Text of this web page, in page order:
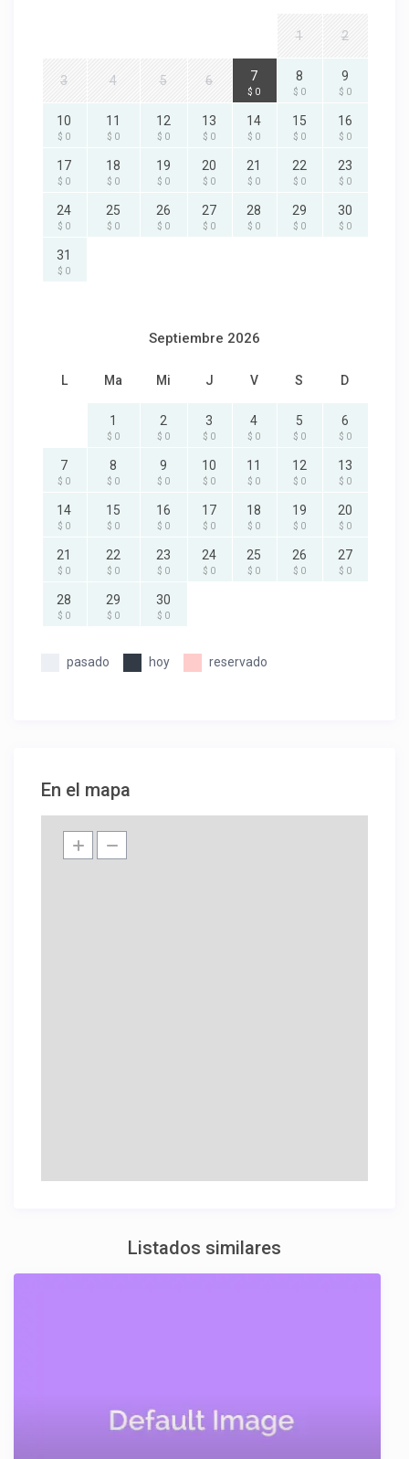
1 2
3 4 5 6 7
$ 0
8
$ 0
9
$ 0
10
$ 0
11
$ 0
12
$ 0
13
$ 0
14
$ 0
15
$ 0
16
$ 0
17
$ 0
18
$ 0
19
$ 0
20
$ 0
21
$ 0
22
$ 0
23
$ 0
24
$ 0
25
$ 0
26
$ 0
27
$ 0
28
$ 0
29
$ 0
30
$ 0
31
$ 0
Septiembre 2026
L Ma Mi J V S D
1
$ 0
2
$ 0
3
$ 0
4
$ 0
5
$ 0
6
$ 0
7
$ 0
8
$ 0
9
$ 0
10
$ 0
11
$ 0
12
$ 0
13
$ 0
14
$ 0
15
$ 0
16
$ 0
17
$ 0
18
$ 0
19
$ 0
20
$ 0
21
$ 0
22
$ 0
23
$ 0
24
$ 0
25
$ 0
26
$ 0
27
$ 0
28
$ 0
29
$ 0
30
$ 0
pasado hoy reservado
En el mapa
Listados similares